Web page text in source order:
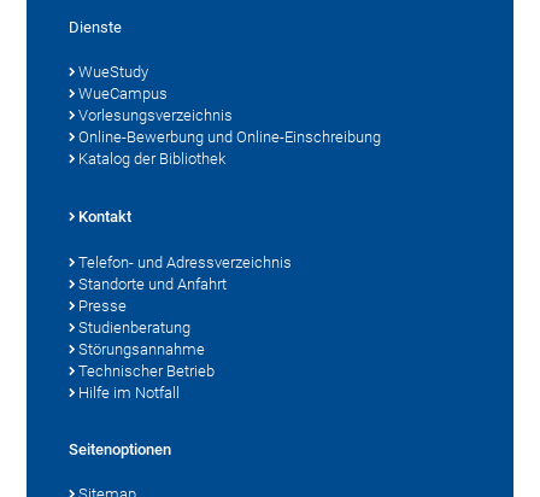
Dienste
WueStudy
WueCampus
Vorlesungsverzeichnis
Online-Bewerbung und Online-Einschreibung
Katalog der Bibliothek
Kontakt
Telefon- und Adressverzeichnis
Standorte und Anfahrt
Presse
Studienberatung
Störungsannahme
Technischer Betrieb
Hilfe im Notfall
Seitenoptionen